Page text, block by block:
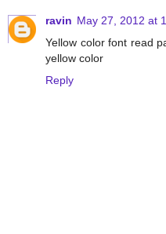
ravin May 27, 2012 at
Yellow color font read
yellow color
Reply